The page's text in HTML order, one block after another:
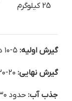
25 کیلوگرم
گیرش اولیه:
گیرش نهایی:
جذب آب: